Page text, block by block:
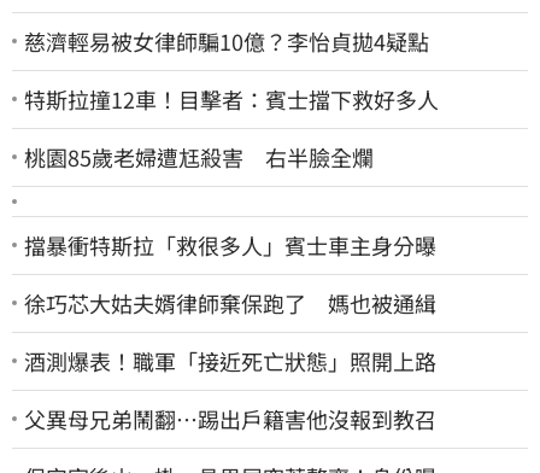
慈濟輕易被女律師騙10億？李怡貞拋4疑點
特斯拉撞12車！目擊者：賓士擋下救好多人
桃園85歲老婦遭尪殺害 右半臉全爛
擋暴衝特斯拉「救很多人」賓士車主身分曝
徐巧芯大姑夫婿律師棄保跑了 媽也被通緝
酒測爆表！職軍「接近死亡狀態」照開上路
父異母兄弟鬧翻…踢出戶籍害他沒報到教召